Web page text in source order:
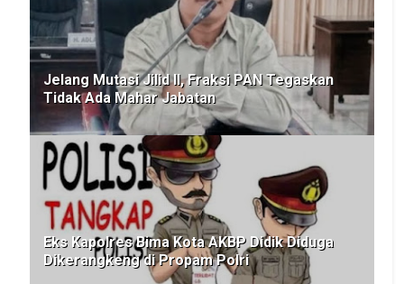
Jelang Mutasi Jilid II, Fraksi PAN Tegaskan
Tidak Ada Mahar Jabatan
Eks Kapolres Bima Kota AKBP Didik Diduga
Dikerangkeng di Propam Polri